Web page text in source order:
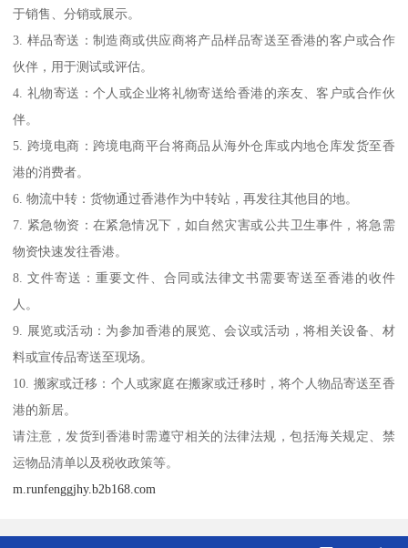
于销售、分销或展示。
3. 样品寄送：制造商或供应商将产品样品寄送至香港的客户或合作
伙伴，用于测试或评估。
4. 礼物寄送：个人或企业将礼物寄送给香港的亲友、客户或合作伙
伴。
5. 跨境电商：跨境电商平台将商品从海外仓库或内地仓库发货至香
港的消费者。
6. 物流中转：货物通过香港作为中转站，再发往其他目的地。
7. 紧急物资：在紧急情况下，如自然灾害或公共卫生事件，将急需
物资快速发往香港。
8. 文件寄送：重要文件、合同或法律文书需要寄送至香港的收件
人。
9. 展览或活动：为参加香港的展览、会议或活动，将相关设备、材
料或宣传品寄送至现场。
10. 搬家或迁移：个人或家庭在搬家或迁移时，将个人物品寄送至香
港的新居。
请注意，发货到香港时需遵守相关的法律法规，包括海关规定、禁
运物品清单以及税收政策等。
m.runfenggjhy.b2b168.com